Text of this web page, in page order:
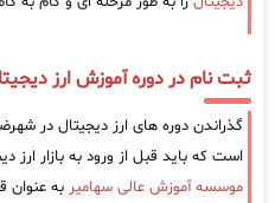
ثبت نام در دوره آموزش ارز
گذراندن دوره های ارز دیجیتال در
است که باید قبل از ورود به بازار ارز
موسسه آموزش عالی سهامیر به عنوان